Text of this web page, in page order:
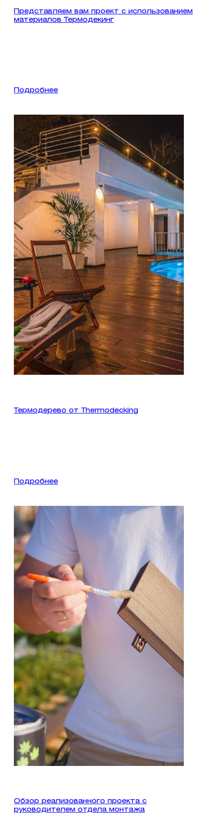
Представляем вам проект с использованием
материалов Термодекинг
Подробнее
Термодерево от Thermodecking
Подробнее
Обзор реализованного проекта с
руководителем отдела монтажа